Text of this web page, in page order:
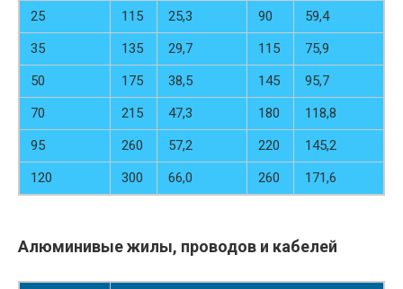
25
115 25,3 90
59,4
35
135 29,7 115
75,9
50
175 38,5 145
95,7
70
215 47,3 180
118,8
95
260 57,2 220
145,2
120
300 66,0 260 171,6
Алюминивые жилы, проводов и кабелей